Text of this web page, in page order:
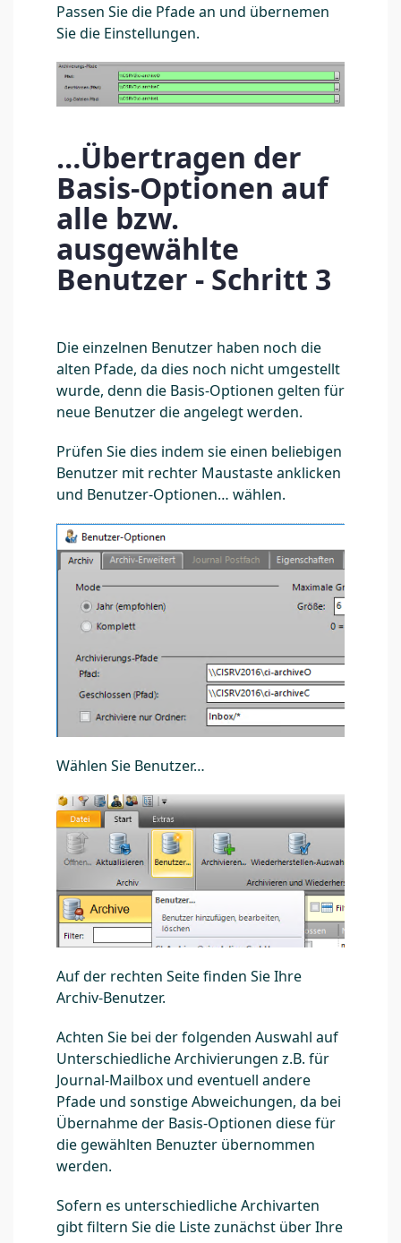
Passen Sie die Pfade an und übernemen
Sie die Einstellungen.
…Übertragen der
Basis-Optionen auf
alle bzw.
ausgewählte
Benutzer - Schritt 3
Die einzelnen Benutzer haben noch die
alten Pfade, da dies noch nicht umgestellt
wurde, denn die Basis-Optionen gelten für
neue Benutzer die angelegt werden.
Prüfen Sie dies indem sie einen beliebigen
Benutzer mit rechter Maustaste anklicken
und Benutzer-Optionen… wählen.
Wählen Sie Benutzer…
Auf der rechten Seite finden Sie Ihre
Archiv-Benutzer.
Achten Sie bei der folgenden Auswahl auf
Unterschiedliche Archivierungen z.B. für
Journal-Mailbox und eventuell andere
Pfade und sonstige Abweichungen, da bei
Übernahme der Basis-Optionen diese für
die gewählten Benuzter übernommen
werden.
Sofern es unterschiedliche Archivarten
gibt filtern Sie die Liste zunächst über Ihre